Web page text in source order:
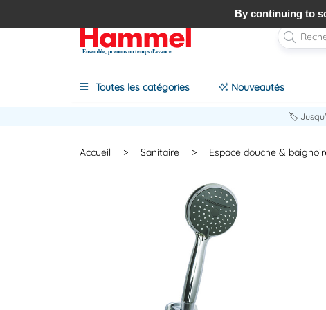
Ensemble, prenons un temps d'avance
Toutes les catégories Nouveautés
🏷️
Accueil > Sanitaire > Espace douche &
By continuing to